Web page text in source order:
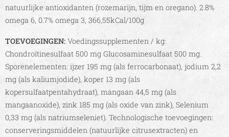
natuurlijke antioxidanten (rozemarijn, tijm en oregano). 2.8%
omega 6, 0.7% omega 3, 366,55kCal/100g
TOEVOEGINGEN: Voedingssupplementen / kg:
Chondroïtinesulfaat 500 mg Glucosaminesulfaat 500 mg.
Sporenelementen: ijzer 195 mg (als ferrocarbonaat), jodium 2,2
mg (als kaliumjodide), koper 13 mg (als
kopersulfaatpentahydraat), mangaan 44,5 mg (als
mangaanoxide), zink 185 mg (als oxide van zink), Selenium
0,33 mg (als natriumseleniet). Technologische toevoegingen:
conserveringsmiddelen (natuurlijke citrusextracten) en